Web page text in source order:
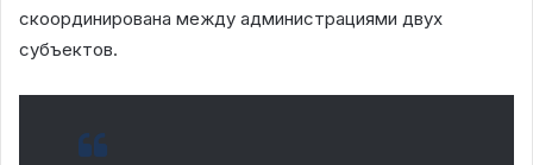
скоординирована между администрациями двух
субъектов.